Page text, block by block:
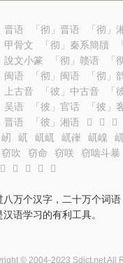
晋语 「彻」晋语 「彻」
甲骨文
「彻」秦系簡牘
說文小篆
「彻」赣语 「
闽语
「彻」闽语 「彻」
上古音
「彼」中古音
「
吴语
「彼」官话 「彼」
晋语
「彼」湘语 𨆄 𨆅 𨆇
屻 屼 屼屼 屼嵂 屼嵲
窃吹 窃命 窃咲 窃啮斗暴
𦋻 𦋼 𦋽 𦋾 𦋿
八万个汉字，二十万个词
语学习的有利工具。
© 2004-2023 Sdict.net All